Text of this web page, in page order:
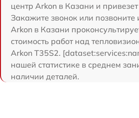
центр Arkon в Казани и
Закажите звонок или
Arkon в Казани
стоимость работ над
Arkon T35S2.
нашей статистике в среднем
наличии деталей.